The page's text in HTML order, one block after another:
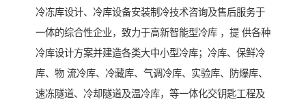
冷冻库设计、冷库设备安装制冷技术咨询及售后服务于
一体的综合性企业，致力于高新智能型冷库 ，提 供各种
冷库设计方案并建造各类大中小型冷库；冷库、保鲜冷
库、物 流冷库、冷藏库、气调冷库、实验库、防爆库、
速冻隧道、冷却隧道及温冷库，等一体化交钥匙工程及